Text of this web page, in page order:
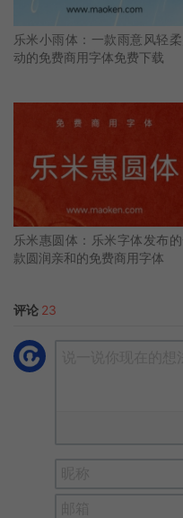
乐米小雨体：一款雨意风轻柔
动的免费商用字体免费下载
乐米惠圆体：乐米字体发布
款圆润亲和的免费商用字体
评论 23